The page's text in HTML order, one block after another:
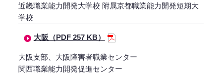
近畿職業能力開発大学校 附属京都職業能力開発短期大
学校
大阪（PDF 257 KB）
大阪支部、大阪障害者職業センター
関西職業能力開発促進センター